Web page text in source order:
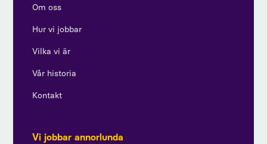
Om oss
Hur vi jobbar
Vilka vi är
Vår historia
Kontakt
Vi jobbar annorlunda